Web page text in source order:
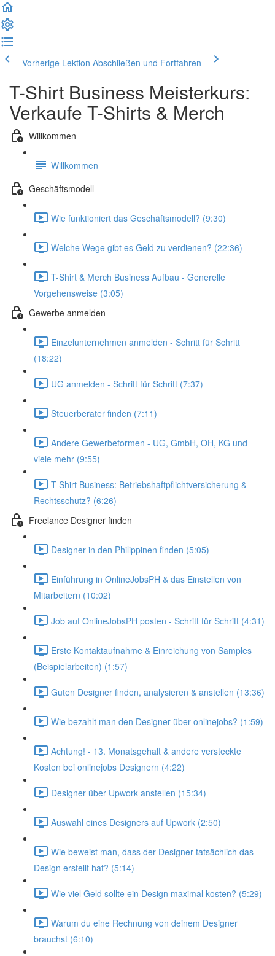
Vorherige Lektion Abschließen und Fortfahren
T-Shirt Business Meisterkurs:
Verkaufe T-Shirts & Merch
Willkommen
Willkommen
Geschäftsmodell
Wie funktioniert das Geschäftsmodell? (9:30)
Welche Wege gibt es Geld zu verdienen? (22:36)
T-Shirt & Merch Business Aufbau - Generelle
Vorgehensweise (3:05)
Gewerbe anmelden
Einzelunternehmen anmelden - Schritt für Schritt
(18:22)
UG anmelden - Schritt für Schritt (7:37)
Steuerberater finden (7:11)
Andere Gewerbeformen - UG, GmbH, OH, KG und
viele mehr (9:55)
T-Shirt Business: Betriebshaftpflichtversicherung &
Rechtsschutz? (6:26)
Freelance Designer finden
Designer in den Philippinen finden (5:05)
Einführung in OnlineJobsPH & das Einstellen von
Mitarbeitern (10:02)
Job auf OnlineJobsPH posten - Schritt für Schritt (4:31)
Erste Kontaktaufnahme & Einreichung von Samples
(Beispielarbeiten) (1:57)
Guten Designer finden, analysieren & anstellen (13:36)
Wie bezahlt man den Designer über onlinejobs? (1:59)
Achtung! - 13. Monatsgehalt & andere versteckte
Kosten bei onlinejobs Designern (4:22)
Designer über Upwork anstellen (15:34)
Auswahl eines Designers auf Upwork (2:50)
Wie beweist man, dass der Designer tatsächlich das
Design erstellt hat? (5:14)
Wie viel Geld sollte ein Design maximal kosten? (5:29)
Warum du eine Rechnung von deinem Designer
brauchst (6:10)